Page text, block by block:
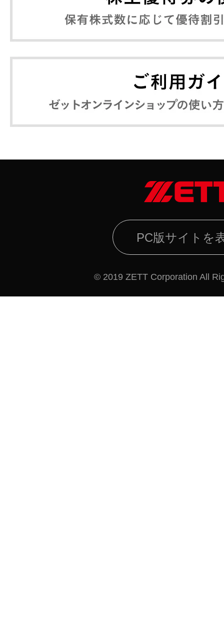
PC版サイトを
© 2019 ZETT Corporation All